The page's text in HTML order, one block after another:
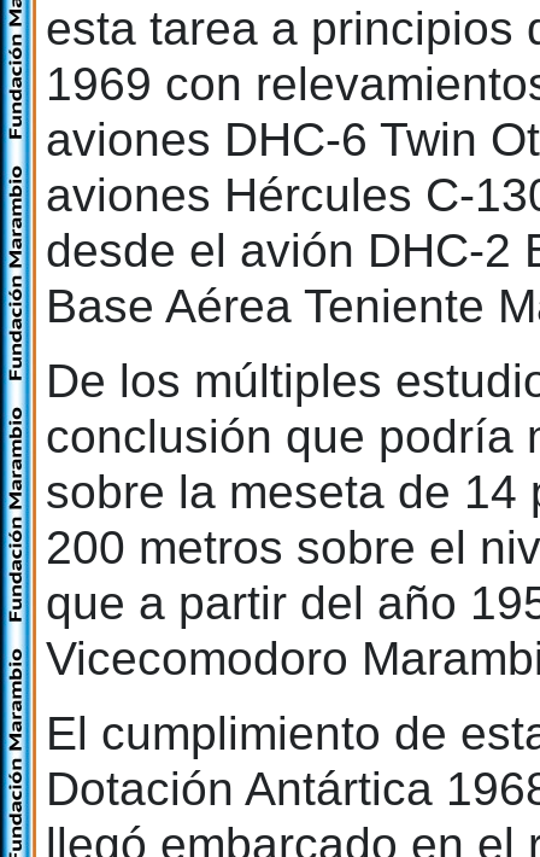
esta tarea a principios
1969 con
aviones DHC-6 Twin
aviones Hércules C-
desde el avión DHC-2
Base Aérea Teniente
De los múltiples
conclusión que podría
sobre la meseta de 14
200 metros sobre el
que a partir del año
Vicecomodoro
El cumplimiento de
Dotación Antártica
llegó embarcado en el